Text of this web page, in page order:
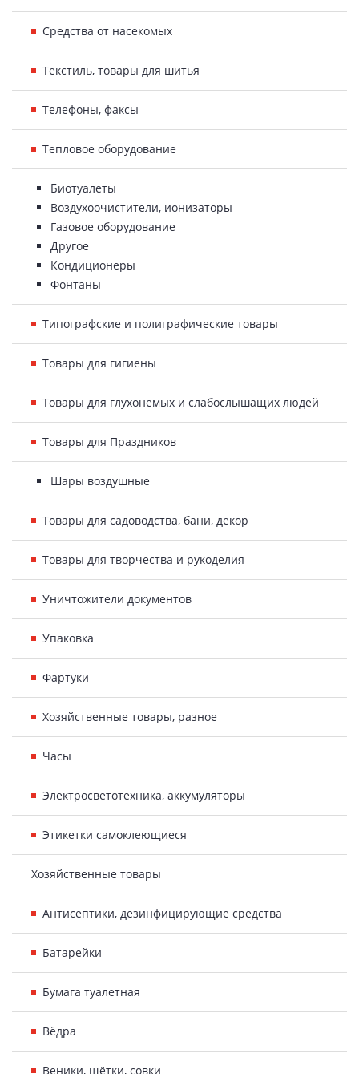
Средства от насекомых
Текстиль, товары для шитья
Телефоны, факсы
Тепловое оборудование
Биотуалеты
Воздухоочистители, ионизаторы
Газовое оборудование
Другое
Кондиционеры
Фонтаны
Типографские и полиграфические товары
Товары для гигиены
Товары для глухонемых и слабослышащих людей
Товары для Праздников
Шары воздушные
Товары для садоводства, бани, декор
Товары для творчества и рукоделия
Уничтожители документов
Упаковка
Фартуки
Хозяйственные товары, разное
Часы
Электросветотехника, аккумуляторы
Этикетки самоклеющиеся
Хозяйственные товары
Антисептики, дезинфицирующие средства
Батарейки
Бумага туалетная
Вёдра
Веники, щётки, совки